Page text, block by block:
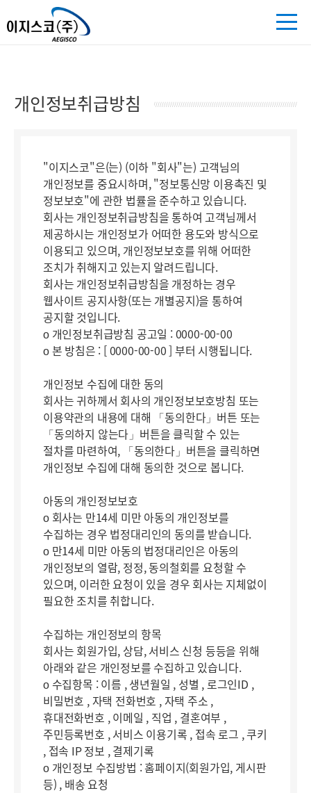
개인정보취급방침
"이지스코"은(는) (이하 "회사"는) 고객님의
개인정보를 중요시하며, "정보통신망 이용촉진 및
정보보호"에 관한 법률을 준수하고 있습니다.
회사는 개인정보취급방침을 통하여 고객님께서
제공하시는 개인정보가 어떠한 용도와 방식으로
이용되고 있으며, 개인정보보호를 위해 어떠한
조치가 취해지고 있는지 알려드립니다.
회사는 개인정보취급방침을 개정하는 경우
웹사이트 공지사항(또는 개별공지)을 통하여
공지할 것입니다.
ο 개인정보취급방침 공고일 : 0000-00-00
ο 본 방침은 : [ 0000-00-00 ] 부터 시행됩니다.
개인정보 수집에 대한 동의
회사는 귀하께서 회사의 개인정보보호방침 또는
이용약관의 내용에 대해 「동의한다」버튼 또는
「동의하지 않는다」버튼을 클릭할 수 있는
절차를 마련하여, 「동의한다」버튼을 클릭하면
개인정보 수집에 대해 동의한 것으로 봅니다.
아동의 개인정보보호
ο 회사는 만14세 미만 아동의 개인정보를
수집하는 경우 법정대리인의 동의를 받습니다.
ο 만14세 미만 아동의 법정대리인은 아동의
개인정보의 열람, 정정, 동의철회를 요청할 수
있으며, 이러한 요청이 있을 경우 회사는 지체없이
필요한 조치를 취합니다.
수집하는 개인정보의 항목
회사는 회원가입, 상담, 서비스 신청 등등을 위해
아래와 같은 개인정보를 수집하고 있습니다.
ο 수집항목 : 이름 , 생년월일 , 성별 , 로그인ID ,
비밀번호 , 자택 전화번호 , 자택 주소 ,
휴대전화번호 , 이메일 , 직업 , 결혼여부 ,
주민등록번호 , 서비스 이용기록 , 접속 로그 , 쿠키
, 접속 IP 정보 , 결제기록
ο 개인정보 수집방법 : 홈페이지(회원가입, 게시판
등) , 배송 요청